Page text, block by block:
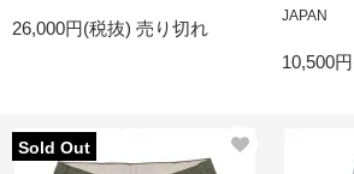
26,000円(税抜) 売り切れ
JAPAN
10,500
Sold Out